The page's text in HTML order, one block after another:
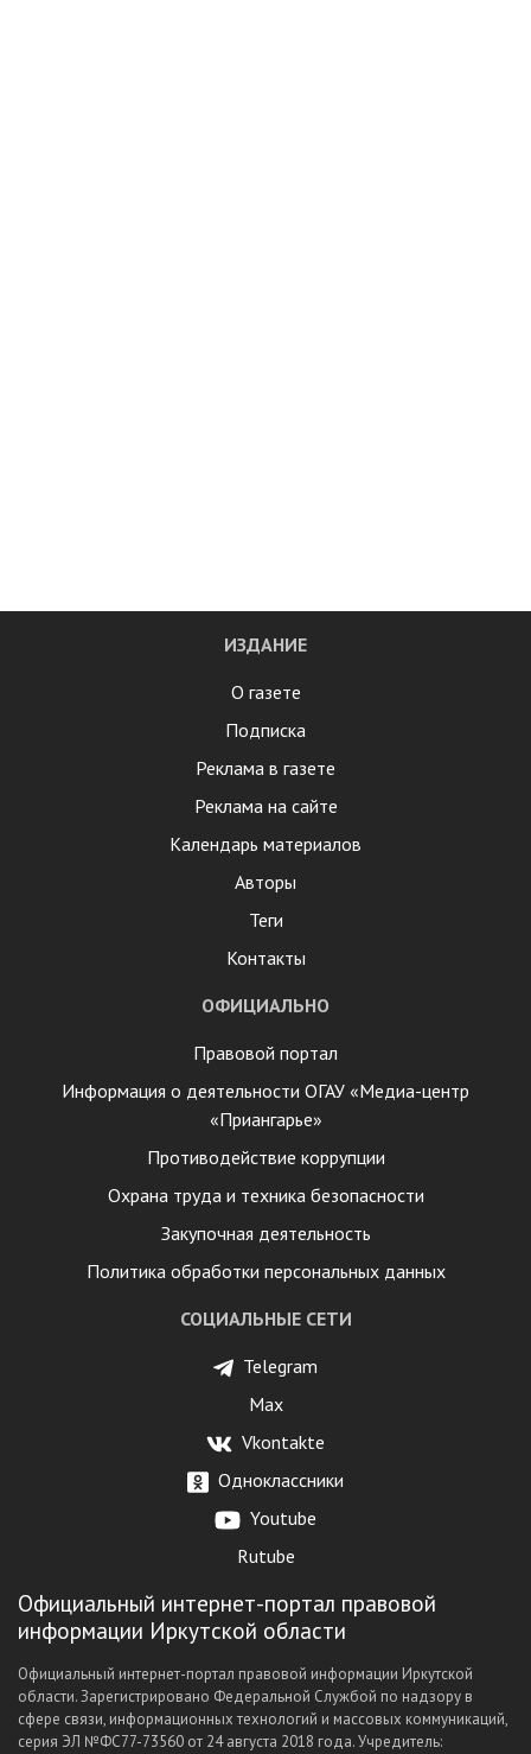
ИЗДАНИЕ
О газете
Подписка
Реклама в газете
Реклама на сайте
Календарь материалов
Авторы
Теги
Контакты
ОФИЦИАЛЬНО
Правовой портал
Информация о деятельности ОГАУ «Медиа-центр
«Приангарье»
Противодействие коррупции
Охрана труда и техника безопасности
Закупочная деятельность
Политика обработки персональных данных
СОЦИАЛЬНЫЕ СЕТИ
Telegram
Max
Vkontakte
Одноклассники
Youtube
Rutube
Официальный интернет-портал правовой
информации Иркутской области
Официальный интернет-портал правовой информации Иркутской
области. Зарегистрировано Федеральной Службой по надзору в
сфере связи, информационных технологий и массовых коммуникаций,
серия ЭЛ №ФС77-73560 от 24 августа 2018 года. Учредитель: